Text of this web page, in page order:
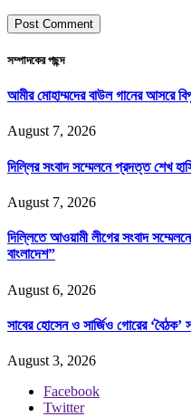
সম্পাদকের পছন্দ
আমীর মোহাম্মদের বাউল গানের আসরে
August 7, 2026
দিল্লির সংবাদ সম্মেলনে প্রদত্ত শেখ
August 7, 2026
দিল্লিতে আওয়ামী লীগের সংবাদ
বাংলাদেশ”
August 6, 2026
সাবের হোসেন ও সার্জিও গোরের ‘বৈঠক’
August 3, 2026
Facebook
Twitter